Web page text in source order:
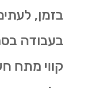
בזמן,
בעבודה
קווי מתח